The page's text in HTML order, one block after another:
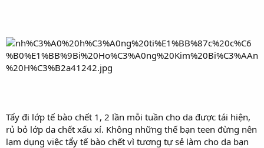
Tẩy đi lớp tế bào chết 1, 2 lần mỗi tuần cho da được tái hiện,
rủ bỏ lớp da chết xấu xí. Không những thế bạn teen đừng nên
lạm dụng việc tẩy tế bào chết vì tương tự sẻ làm cho da bạn